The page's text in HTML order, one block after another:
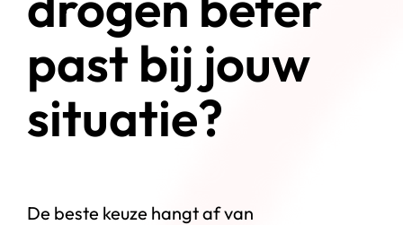
past bij jouw
situatie?
De beste keuze hangt af van